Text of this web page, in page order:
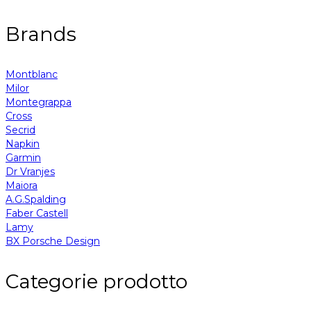
Brands
Montblanc
Milor
Montegrappa
Cross
Secrid
Napkin
Garmin
Dr Vranjes
Maiora
A.G.Spalding
Faber Castell
Lamy
BX Porsche Design
Categorie prodotto